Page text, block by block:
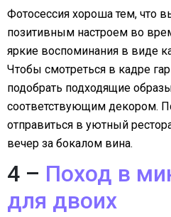
Фотосессия хороша тем, что
позитивным настроем во
яркие воспоминания в виде
Чтобы смотреться в кадре
подобрать подходящие
соответствующим декором.
отправиться в уютный
вечер за бокалом вина.
4 – Поход в
для двоих